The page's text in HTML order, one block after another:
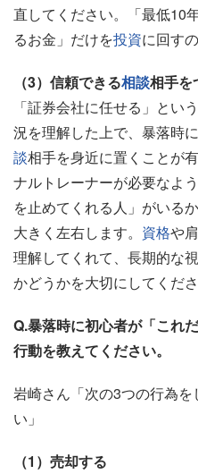
直してください。「最低10
るお金」だけを投資に回す
（3）信頼できる相談相手を
「証券会社に任せる」とい
況を理解した上で、暴落時
談相手を身近に置くことが
ナルトレーナーが必要なよう
を止めてくれる人」がいる
大きく左右します。 資格や
理解してくれて、長期的な
かどうかを大切にしてくださ
Q.暴落時に初心者が「これ
行動を教えてください。
岩崎さん「次の3つの行為
い」
（1）売却する